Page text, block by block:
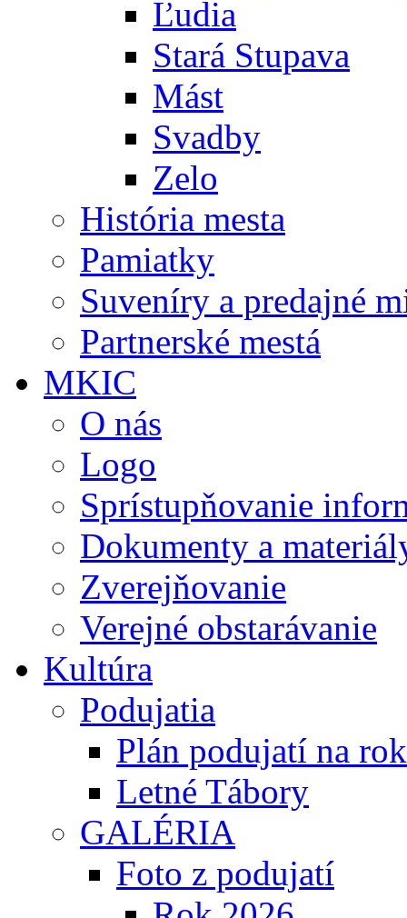
Ľudia
Stará Stupava
Mást
Svadby
Zelo
História mesta
Pamiatky
Suveníry a predajné
Partnerské mestá
MKIC
O nás
Logo
Sprístupňovanie
Dokumenty a
Zverejňovanie
Verejné obstarávanie
Kultúra
Podujatia
Plán podujatí na
Letné Tábory
GALÉRIA
Foto z podujatí